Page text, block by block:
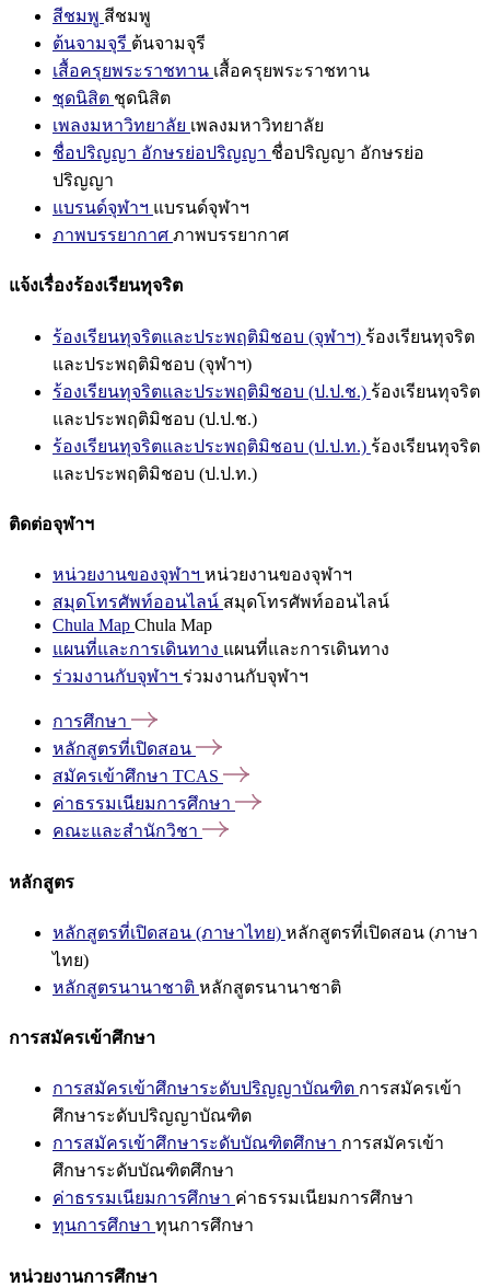
สีชมพู สีชมพู
ต้นจามจุรี ต้นจามจุรี
เสื้อครุยพระราชทาน เสื้อครุยพระราชทาน
ชุดนิสิต ชุดนิสิต
เพลงมหาวิทยาลัย เพลงมหาวิทยาลัย
ชื่อปริญญา อักษรย่อปริญญา ชื่อปริญญา อักษรย่อ
ปริญญา
แบรนด์จุฬาฯ แบรนด์จุฬาฯ
ภาพบรรยากาศ ภาพบรรยากาศ
แจ้งเรื่องร้องเรียนทุจริต
ร้องเรียนทุจริตและประพฤติมิชอบ (จุฬาฯ) ร้องเรียนทุจริต
และประพฤติมิชอบ (จุฬาฯ)
ร้องเรียนทุจริตและประพฤติมิชอบ (ป.ป.ช.) ร้องเรียนทุจริต
และประพฤติมิชอบ (ป.ป.ช.)
ร้องเรียนทุจริตและประพฤติมิชอบ (ป.ป.ท.) ร้องเรียนทุจริต
และประพฤติมิชอบ (ป.ป.ท.)
ติดต่อจุฬาฯ
หน่วยงานของจุฬาฯ หน่วยงานของจุฬาฯ
สมุดโทรศัพท์ออนไลน์ สมุดโทรศัพท์ออนไลน์
Chula Map Chula Map
แผนที่และการเดินทาง แผนที่และการเดินทาง
ร่วมงานกับจุฬาฯ ร่วมงานกับจุฬาฯ
การศึกษา
หลักสูตรที่เปิดสอน
สมัครเข้าศึกษา TCAS
ค่าธรรมเนียมการศึกษา
คณะและสำนักวิชา
หลักสูตร
หลักสูตรที่เปิดสอน (ภาษาไทย) หลักสูตรที่เปิดสอน (ภาษา
ไทย)
หลักสูตรนานาชาติ หลักสูตรนานาชาติ
การสมัครเข้าศึกษา
การสมัครเข้าศึกษาระดับปริญญาบัณฑิต การสมัครเข้า
ศึกษาระดับปริญญาบัณฑิต
การสมัครเข้าศึกษาระดับบัณฑิตศึกษา การสมัครเข้า
ศึกษาระดับบัณฑิตศึกษา
ค่าธรรมเนียมการศึกษา ค่าธรรมเนียมการศึกษา
ทุนการศึกษา ทุนการศึกษา
หน่วยงานการศึกษา